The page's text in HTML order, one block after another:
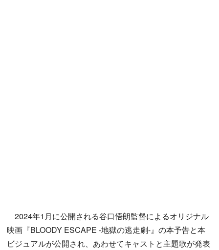
2024年1月に公開される谷口悟朗監督によるオリジナル
映画『BLOODY ESCAPE -地獄の逃走劇-』の本予告と本
ビジュアルが公開され、あわせてキャストと主題歌が発表